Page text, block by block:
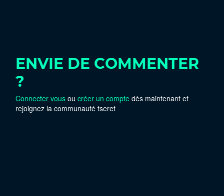
ENVIE DE COMMENTER
?
Connecter vous oucréer un compte dès maintenant et
rejoignez la communauté tseret